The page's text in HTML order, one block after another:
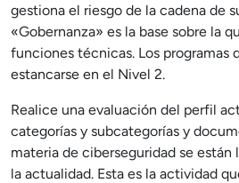
gestiona el riesgo de la cadena de
«Gobernanza» es la base sobre la
funciones técnicas. Los programas
estancarse en el Nivel 2.
Realice una evaluación del perfil
categorías y subcategorías y
materia de ciberseguridad se están
la actualidad. Esta es la actividad